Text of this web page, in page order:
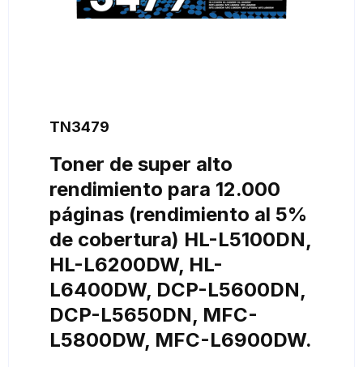
TN3479
Toner de super alto
rendimiento para 12.000
páginas (rendimiento al 5%
de cobertura) HL-L5100DN,
HL-L6200DW, HL-
L6400DW, DCP-L5600DN,
DCP-L5650DN, MFC-
L5800DW, MFC-L6900DW.